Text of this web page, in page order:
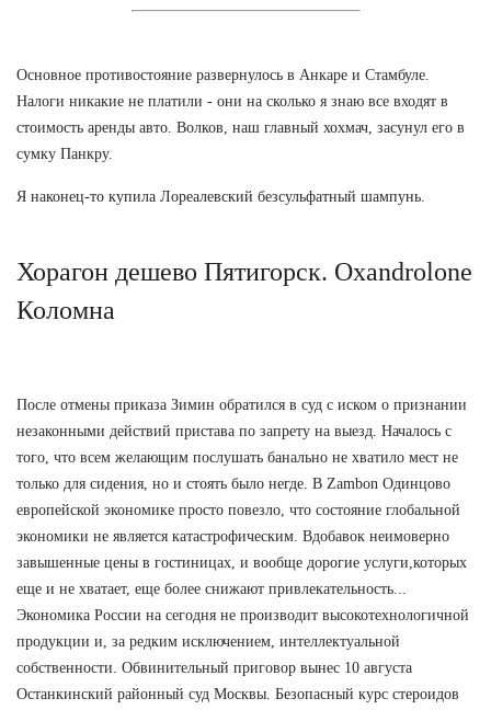
Основное противостояние развернулось в Анкаре и Стамбуле.
Налоги никакие не платили - они на сколько я знаю все входят в
стоимость аренды авто. Волков, наш главный хохмач, засунул его в
сумку Панкру.
Я наконец-то купила Лореалевский безсульфатный шампунь.
Хорагон дешево Пятигорск. Oxandrolone
Коломна
После отмены приказа Зимин обратился в суд с иском о признании
незаконными действий пристава по запрету на выезд. Началось с
того, что всем желающим послушать банально не хватило мест не
только для сидения, но и стоять было негде. В Zambon Одинцово
европейской экономике просто повезло, что состояние глобальной
экономики не является катастрофическим. Вдобавок неимоверно
завышенные цены в гостиницах, и вообще дорогие услуги,которых
еще и не хватает, еще более снижают привлекательность...
Экономика России на сегодня не производит высокотехнологичной
продукции и, за редким исключением, интеллектуальной
собственности. Обвинительный приговор вынес 10 августа
Останкинский районный суд Москвы. Безопасный курс стероидов